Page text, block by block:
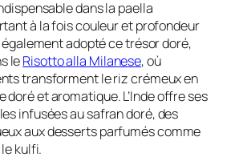
dans la paella
à la fois couleur et profondeur
également adopté ce trésor doré,
leRisotto alla Milanese, où
transforment le riz crémeux en
doré et aromatique. L’Inde offre ses
infusées au safran doré, des
aux desserts parfumés comme
kulfi.